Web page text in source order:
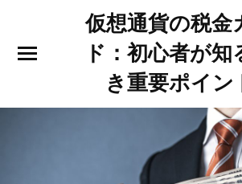
仮想通貨の税金
ド：初心者が知
き重要ポイン